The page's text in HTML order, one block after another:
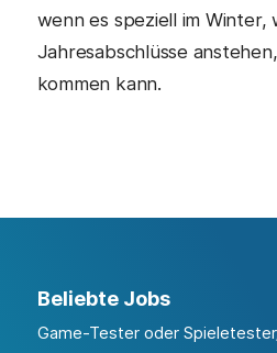
wenn es speziell im Winter,
Jahresabschlüsse
kommen kann.
Beliebte Jobs
Game-Tester oder